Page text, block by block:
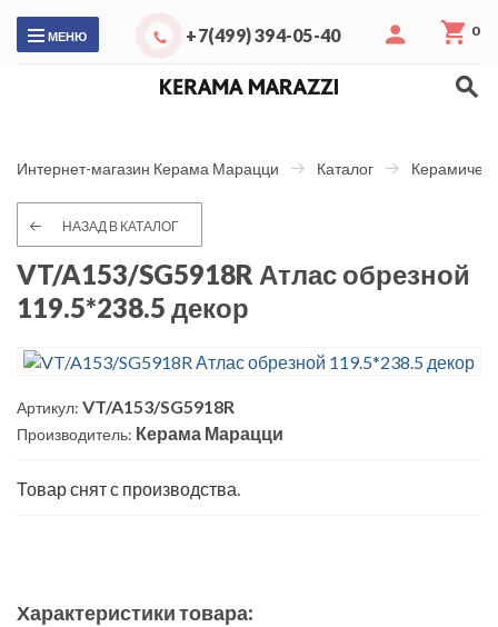
МЕНЮ +7(499) 394-05-40 0
Интернет-магазин Керама Марацци Каталог
НАЗАД В КАТАЛОГ
VT/A153/SG5918R Атлас обрезной
119.5*238.5 декор
Артикул: VT/A153/SG5918R
Производитель: Керама Марацци
Товар снят с производства.
Характеристики товара: